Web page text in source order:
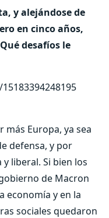
y alejándose de
en cinco años,
desafíos le
Europa, ya sea
defensa, y por
liberal. Si bien los
de Macron
economía y en la
sociales quedaron